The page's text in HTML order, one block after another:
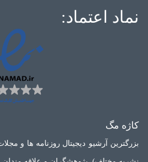
نماد اعتماد:
کاژه مگ